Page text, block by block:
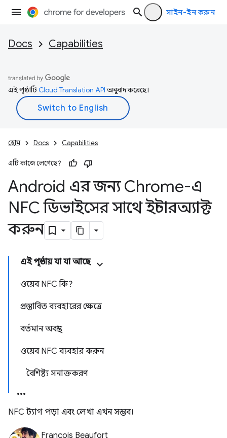
সাইন-ইন করুন
Docs Capabilities
এই পৃষ্ঠাটিCloud Translation APIঅনুবাদ করেছে।
হোম Docs Capabilities
এটি কাজে লেগেছে?
Android এর জন্য Chrome-এ
NFC ডিভাইসের সাথে ইন্টারঅ্যাক্ট
করুন
এই পৃষ্ঠায় যা যা আছে
ওয়েব NFC কি?
প্রস্তাবিত ব্যবহারের ক্ষেত্রে
বর্তমান অবস্থা
ওয়েব NFC ব্যবহার করুন
বৈশিষ্ট্য সনাক্তকরণ
NFC ট্যাগ পড়া এবং লেখা এখন সম্ভব।
François Beaufort